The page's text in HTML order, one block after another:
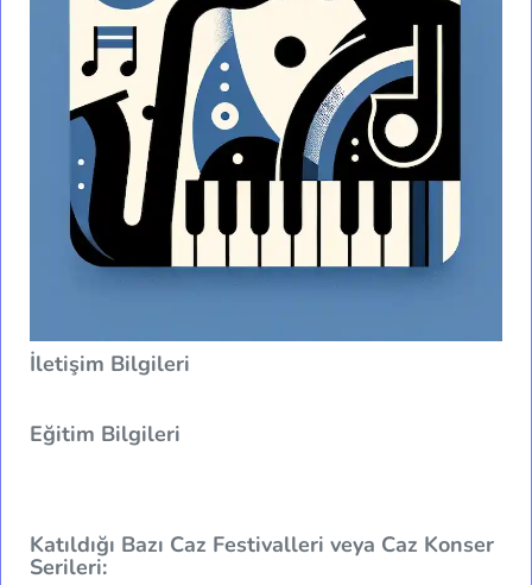
İletişim Bilgileri
Eğitim Bilgileri
Katıldığı Bazı Caz Festivalleri veya Caz Konser
Serileri: